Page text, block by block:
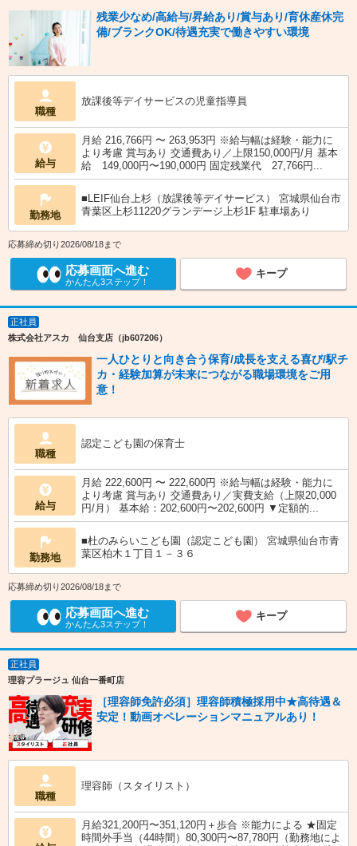
残業少なめ/高給与/昇給あり/賞与あり/育休産休完
備/ブランクOK/待遇充実で働きやすい環境
職種
放課後等デイサービスの児童指導員
給与
月給 216,766円 〜 263,953円 ※給与幅は経験・能力に
より考慮 賞与あり 交通費あり／上限150,000円/月 基本
給 149,000円〜190,000円 固定残業代 27,766円...
勤務地
■LEIF仙台上杉（放課後等デイサービス） 宮城県仙台市
青葉区上杉11220グランデージ上杉1F 駐車場あり
応募締め切り2026/08/18まで
応募画面へ進む
かんたん3ステップ！
キープ
正社員
株式会社アスカ 仙台支店（jb607206）
一人ひとりと向き合う保育/成長を支える喜び/駅チ
カ・経験加算が未来につながる職場環境をご用
意！
職種
認定こども園の保育士
給与
月給 222,600円 〜 222,600円 ※給与幅は経験・能力に
より考慮 賞与あり 交通費あり／実費支給（上限20,000
円/月） 基本給：202,600円〜202,600円 ▼定額的...
勤務地
■杜のみらいこども園（認定こども園） 宮城県仙台市青
葉区柏木１丁目１－３６
応募締め切り2026/08/18まで
応募画面へ進む
かんたん3ステップ！
キープ
正社員
理容プラージュ 仙台一番町店
［理容師免許必須］理容師積極採用中★高待遇＆
安定！動画オペレーションマニュアルあり！
職種
理容師（スタイリスト）
月給321,200円〜351,120円＋歩合 ※能力による ★固定
時間外手当（44時間）80,300円〜87,780円（勤務地によ